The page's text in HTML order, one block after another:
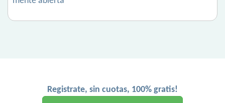
Registrate, sin cuotas, 100% gratis!